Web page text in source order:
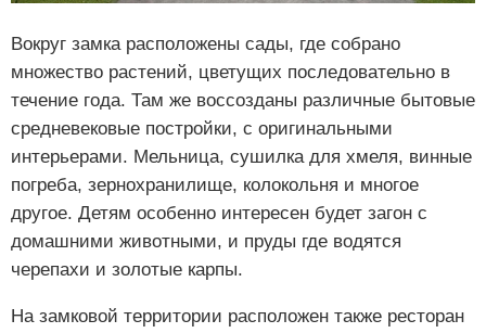
Вокруг замка расположены сады, где собрано
множество растений, цветущих последовательно в
течение года. Там же воссозданы различные бытовые
средневековые постройки, с оригинальными
интерьерами. Мельница, сушилка для хмеля, винные
погреба, зернохранилище, колокольня и многое
другое. Детям особенно интересен будет загон с
домашними животными, и пруды где водятся
черепахи и золотые карпы.
На замковой территории расположен также ресторан